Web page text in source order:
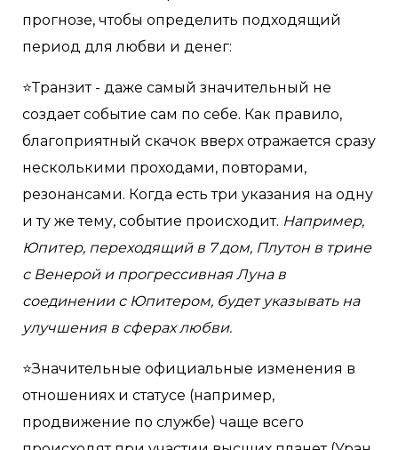
прогнозе, чтобы определить подходящий
период для любви и денег:
⭐️Транзит - даже самый значительный не
создает событие сам по себе. Как правило,
благоприятный скачок вверх отражается сразу
несколькими проходами, повторами,
резонансами. Когда есть три указания на одну
и ту же тему, событие происходит. Например,
Юпитер, переходящий в 7 дом, Плутон в трине
с Венерой и прогрессивная Луна в
соединении с Юпитером, будет указывать на
улучшения в сферах любви.
⭐️Значительные официальные изменения в
отношениях и статусе (например,
продвижение по службе) чаще всего